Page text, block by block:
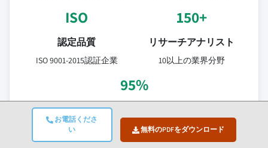
お電話くださ
い
無料のPDFをダウンロード
ISO
認定品質
ISO 9001-2015認証企業
150+
リサーチアナリスト
10以上の業界分野
95%
顧客維持率
5年間の関係価値